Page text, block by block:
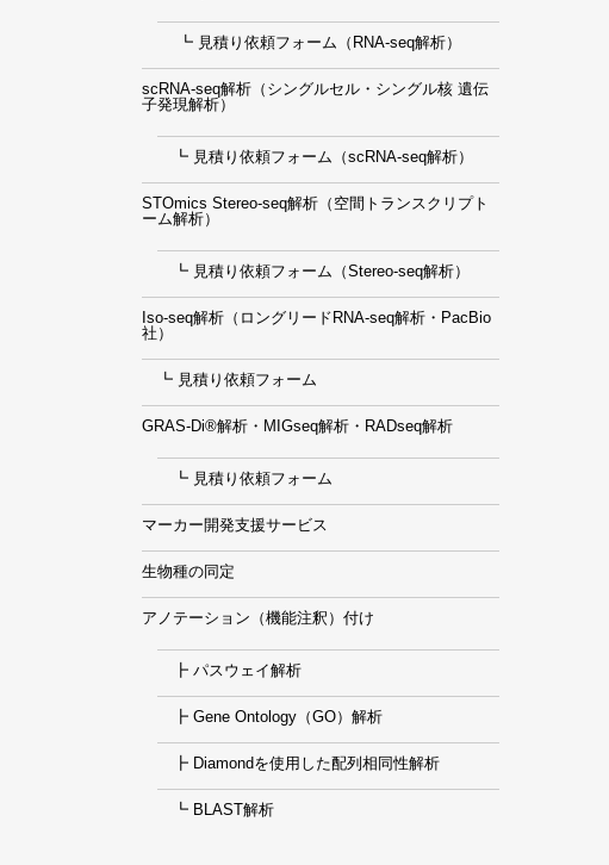
┗ 見積り依頼フォーム（RNA-seq解析）
scRNA-seq解析（シングルセル・シングル核 遺伝
子発現解析）
┗ 見積り依頼フォーム（scRNA-seq解析）
STOmics Stereo-seq解析（空間トランスクリプト
ーム解析）
┗ 見積り依頼フォーム（Stereo-seq解析）
Iso-seq解析（ロングリードRNA-seq解析・PacBio
社）
┗ 見積り依頼フォーム
GRAS-Di®解析・MIGseq解析・RADseq解析
┗ 見積り依頼フォーム
マーカー開発支援サービス
生物種の同定
アノテーション（機能注釈）付け
┣ パスウェイ解析
┣ Gene Ontology（GO）解析
┣ Diamondを使用した配列相同性解析
┗ BLAST解析